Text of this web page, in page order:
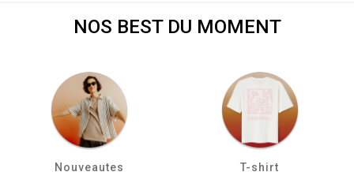
NOS BEST DU MOMENT
Nouveautes T-shirt